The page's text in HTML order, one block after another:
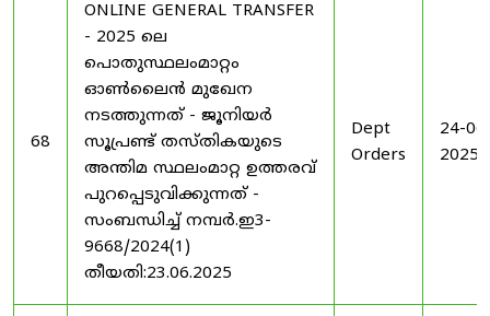
68
ONLINE GENERAL TRANSFER
- 2025 ലെ
പൊതുസ്ഥലംമാറ്റം
ഓൺലൈൻ മുഖേന
നടത്തുന്നത് - ജൂനിയർ
സൂപ്രണ്ട് തസ്തികയുടെ
അന്തിമ സ്ഥലംമാറ്റ ഉത്തരവ്
പുറപ്പെടുവിക്കുന്നത് -
സംബന്ധിച്ച് നമ്പർ.ഇ3-
9668/2024(1)
തീയതി:23.06.2025
Dept
Orders
24-
2025